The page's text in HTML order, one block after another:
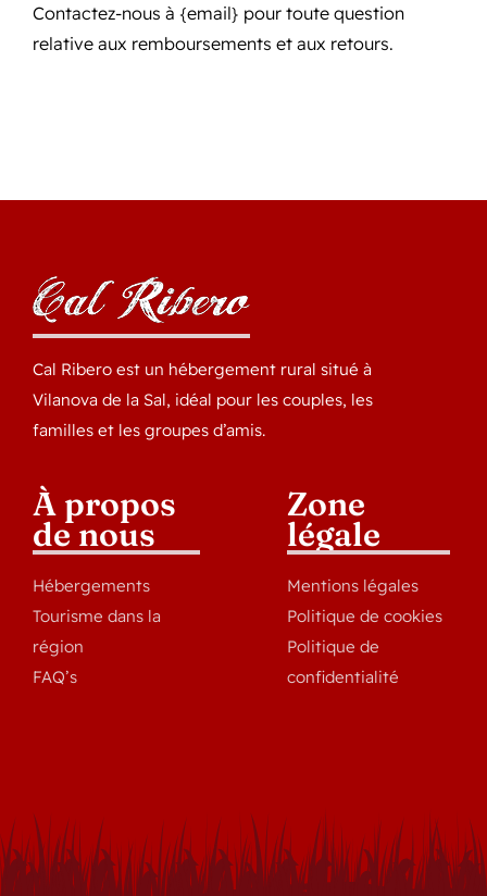
Contactez-nous à {email} pour toute question
relative aux remboursements et aux retours.
Cal Ribero est un hébergement rural situé à
Vilanova de la Sal, idéal pour les couples, les
familles et les groupes d’amis.
À propos
de nous
Hébergements
Tourisme dans la
région
FAQ’s
Zone
légale
Mentions légales
Politique de cookies
Politique de
confidentialité